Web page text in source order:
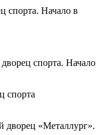
спорта. Начало в
спорта. Начало
спорта
«Металлург».